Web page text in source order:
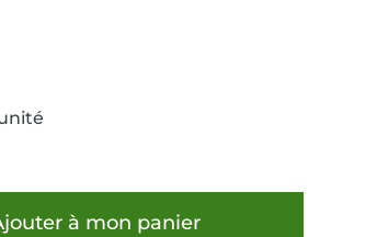
à mon panier